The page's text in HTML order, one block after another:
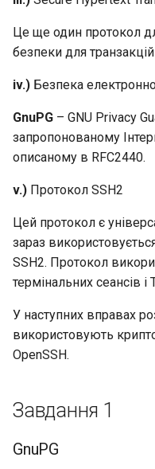
Це ще один протокол
безпеки для транзакцій
iv.) Безпека
GnuPG – GNU Privacy
запропонованому
описаному в RFC2440.
v.) Протокол SSH2
Цей протокол є
зараз
SSH2. Протокол
термінальних сеансів і
У наступних вправах
використовують
OpenSSH.
Завдання 1
GnuPG